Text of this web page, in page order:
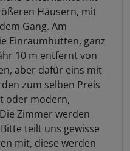
Häusern, mit
Gang. Am
Einraumhütten, ganz
10 m entfernt von
aber dafür eins mit
zum selben Preis
oder modern,
Zimmer werden
teilt uns gewisse
mit, diese werden